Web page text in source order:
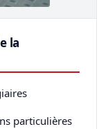
la
particulières